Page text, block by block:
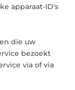
apparaat-ID's
die uw
bezoekt
via of via